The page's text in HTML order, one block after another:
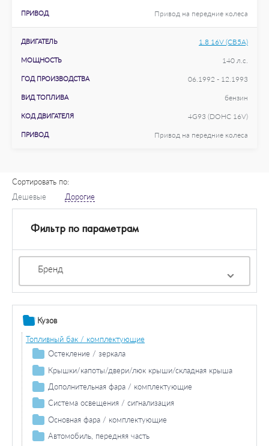
ПРИВОД Привод на передние колеса
ДВИГАТЕЛЬ 1.8 16V (CB5A)
МОЩНОСТЬ 140 л.с.
ГОД ПРОИЗВОДСТВА 06.1992 - 12.1993
ВИД ТОПЛИВА бензин
КОД ДВИГАТЕЛЯ 4G93 (DOHC 16V)
ПРИВОД Привод на передние колеса
Сортировать по:
Дешевые
Дорогие
Фильтр по параметрам
Бренд
Кузов
Топливный бак / комплектующие
Остекление / зеркала
Зеркала
Крышки/капоты/двери/люк крыши/складная крыша
Двери / комплектующие
Дополнительная фара / комплектующие
Противотуманная фара / комплектующие
Противотуманная фара лампа накаливания
Фара дальнего света / комплектующие
Лампа накаливания фара дальнего света
Система освещения / сигнализация
Задний фонарь / комплектующие
Задние фонари / комплектующие
Основная фара / комплектующие
Лампа накаливания основной фары
Автомобиль, передняя часть